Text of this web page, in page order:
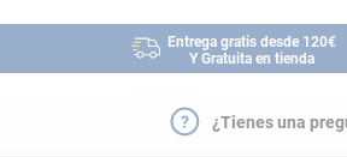
Entrega gratis desde 120€
Y Gratuita en tienda
¿Tienes una